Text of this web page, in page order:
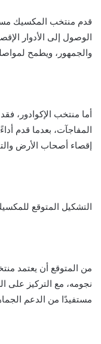
قدم منتخب المكسيك
الوصول إلى الأدوار
والجمهور، ويطمح
أما منتخب الإكوادور،
المفاجآت، بعدما قدم
إقصاء أصحاب الأرض
التشكيل المتوقع
من المتوقع أن يعتمد
نجومه، مع التركيز على
مستفيدًا من الدعم